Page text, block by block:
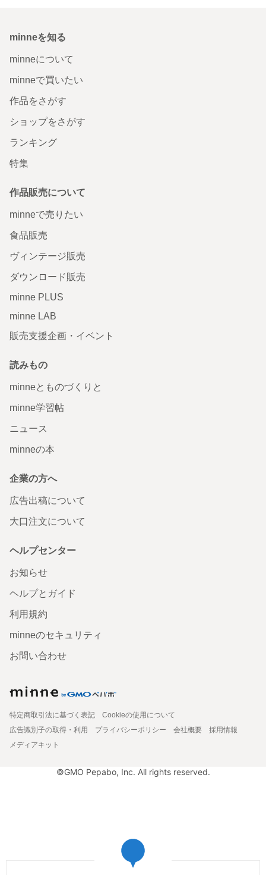
minneを知る
minneについて
minneで買いたい
作品をさがす
ショップをさがす
ランキング
特集
作品販売について
minneで売りたい
食品販売
ヴィンテージ販売
ダウンロード販売
minne PLUS
minne LAB
販売支援企画・イベント
読みもの
minneとものづくりと
minne学習帖
ニュース
minneの本
企業の方へ
広告出稿について
大口注文について
ヘルプセンター
お知らせ
ヘルプとガイド
利用規約
minneのセキュリティ
お問い合わせ
特定商取引法に基づく表記
Cookieの使用について
広告識別子の取得・利用
プライバシーポリシー 会社概要
採用情報
メディアキット
©GMO Pepabo, Inc. All rights reserved.